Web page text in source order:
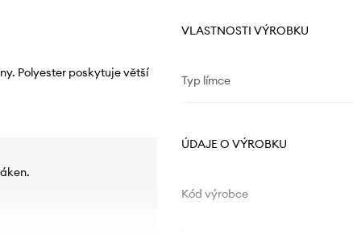
Polyester poskytuje větší
VLASTNOSTI VÝROBKU
Typ límce
ÚDAJE O VÝROBKU
Kód výrobce